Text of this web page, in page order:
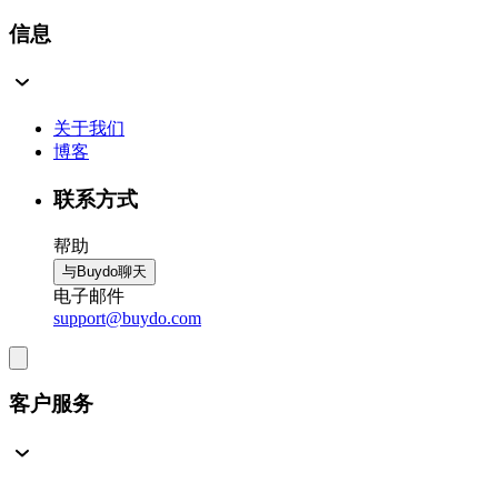
信息
关于我们
博客
联系方式
帮助
与Buydo聊天
电子邮件
support@buydo.com
客户服务